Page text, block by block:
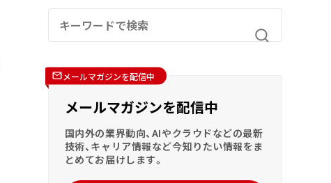
メールマガジンを配信中
メールマガジンを配信中
国内外の業界動向、AIやクラウドなどの最新
技術、キャリア情報など今知りたい情報をま
とめてお届けします。